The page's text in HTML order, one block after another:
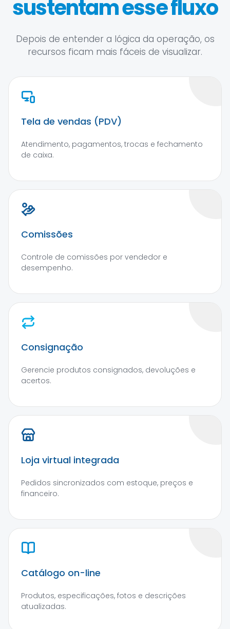
sustentam esse fluxo
Depois de entender a lógica da operação, os
recursos ficam mais fáceis de visualizar.
Tela de vendas (PDV)
Atendimento, pagamentos, trocas e fechamento
de caixa.
Comissões
Controle de comissões por vendedor e
desempenho.
Consignação
Gerencie produtos consignados, devoluções e
acertos.
Loja virtual integrada
Pedidos sincronizados com estoque, preços e
financeiro.
Catálogo on-line
Produtos, especificações, fotos e descrições
atualizadas.